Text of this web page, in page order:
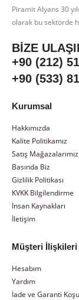
Piramit Alyans 30
olarak bu sektörde
BIZE
+90 (212)
+90 (533)
Kurumsal
Hakkımızda
Kalite Politikamız
Satış Mağazalarımız
Basında Biz
Gizlilik Politikası
KVKK Bilgilendirme
İnsan Kaynakları
İletişim
Müşteri İlişkileri
Hesabım
Yardım
İade ve Garanti